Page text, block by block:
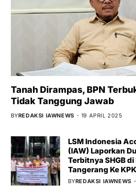
Tanah Dirampas, BPN
Tidak Tanggung Jawab
BYREDAKSI IAWNEWS 19 APRIL 2025
LSM Indonesia
(IAW) Laporkan
Terbitnya SHGB
Tangerang Ke KPK
BYREDAKSI IAWNEWS